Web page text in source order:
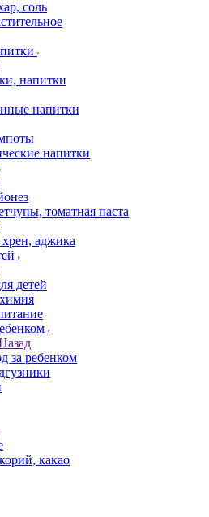
соль
напитки
напитки
напитки
томатная паста
аджика
детей
за ребенком
какао